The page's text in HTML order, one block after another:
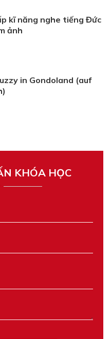
kĩ năng nghe tiếng Đức
ảnh
in Gondoland (auf
KHÓA HỌC